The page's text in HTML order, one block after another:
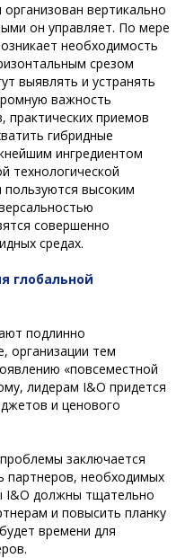
вертикально
он управляет. По мере
необходимость
срезом
выявлять и устранять
важность
практических приемов
гибридные
ингредиентом
технологической
высоким
совершенно
средах.
глобальной
подлинно
организации тем
«повсеместной
лидерам I&O придется
и ценового
заключается
партнеров, необходимых
I&O должны тщательно
и повысить планку
времени для